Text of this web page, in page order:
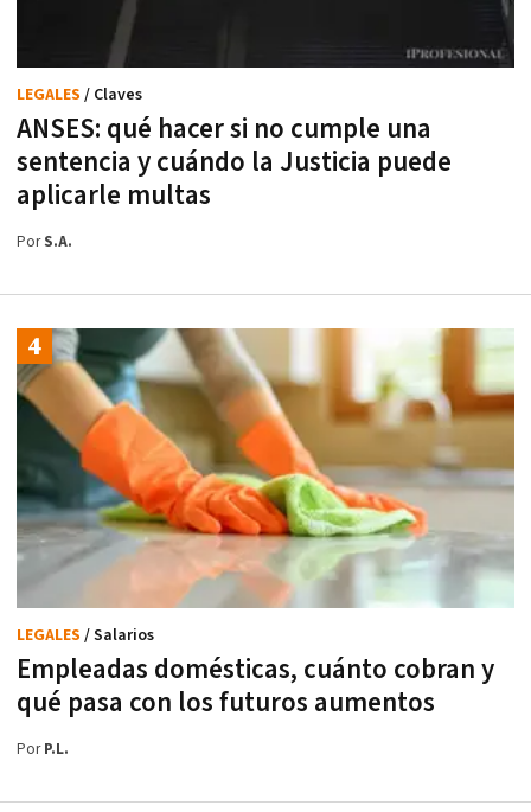
ANSES: qué hacer si no cumple una
sentencia y cuándo la Justicia puede
aplicarle multas
LEGALES / Claves
PorS.A.
Empleadas domésticas, cuánto cobran y
qué pasa con los futuros aumentos
LEGALES / Salarios
PorP.L.